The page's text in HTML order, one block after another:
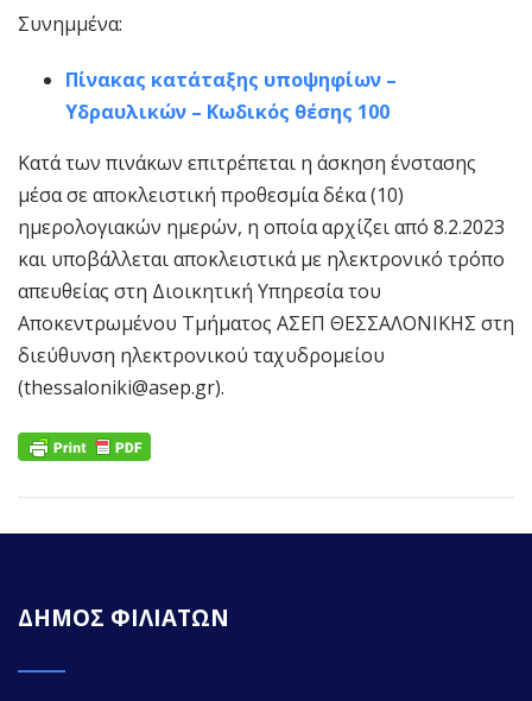
Συνημμένα:
Πίνακας κατάταξης υποψηφίων –
Υδραυλικών – Κωδικός θέσης 100
Κατά των πινάκων επιτρέπεται η άσκηση ένστασης
μέσα σε αποκλειστική προθεσμία δέκα (10)
ημερολογιακών ημερών, η οποία αρχίζει από 8.2.2023
και υποβάλλεται αποκλειστικά με ηλεκτρονικό τρόπο
απευθείας στη Διοικητική Υπηρεσία του
Αποκεντρωμένου Τμήματος ΑΣΕΠ ΘΕΣΣΑΛΟΝΙΚΗΣ στη
διεύθυνση ηλεκτρονικού ταχυδρομείου
(thessaloniki@asep.gr).
ΔΗΜΟΣ ΦΙΛΙΑΤΩΝ